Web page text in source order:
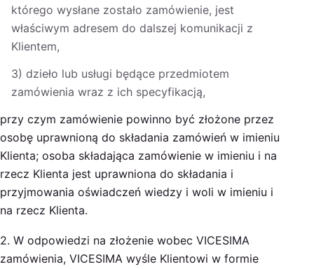
którego wysłane zostało zamówienie, jest
właściwym adresem do dalszej komunikacji z
Klientem,
3) dzieło lub usługi będące przedmiotem
zamówienia wraz z ich specyfikacją,
przy czym zamówienie powinno być złożone przez
osobę uprawnioną do składania zamówień w imieniu
Klienta; osoba składająca zamówienie w imieniu i na
rzecz Klienta jest uprawniona do składania i
przyjmowania oświadczeń wiedzy i woli w imieniu i
na rzecz Klienta.
2. W odpowiedzi na złożenie wobec VICESIMA
zamówienia, VICESIMA wyśle Klientowi w formie